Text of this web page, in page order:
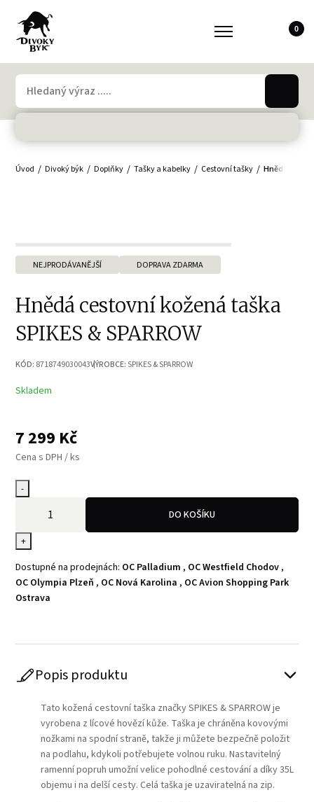
0
Úvod Divoký býk Doplňky Tašky a kabelky Cestovní tašky Hnědá
NEJPRODÁVANĚJŠÍ DOPRAVA ZDARMA
Hnědá cestovní kožená taška
SPIKES & SPARROW
KÓD: 8718749030043VÝROBCE: SPIKES & SPARROW
Skladem
7 299 Kč
Cena s DPH / ks
-
+
DO KOŠÍKU
Dostupné na prodejnách: OC Palladium , OC Westfield Chodov ,
OC Olympia Plzeň , OC Nová Karolina , OC Avion Shopping Park
Ostrava
Popis produktu
Tato kožená cestovní taška značky SPIKES & SPARROW je
vyrobena z lícové hovězí kůže. Taška je chráněna kovovými
nožkami na spodní straně, takže ji můžete bezpečně položit
na podlahu, kdykoli potřebujete volnou ruku. Nastavitelný
ramenní popruh umožní velice pohodlné cestování a díky 35L
objemu i na delší cesty. Celá taška je uzaviratelná na zip.